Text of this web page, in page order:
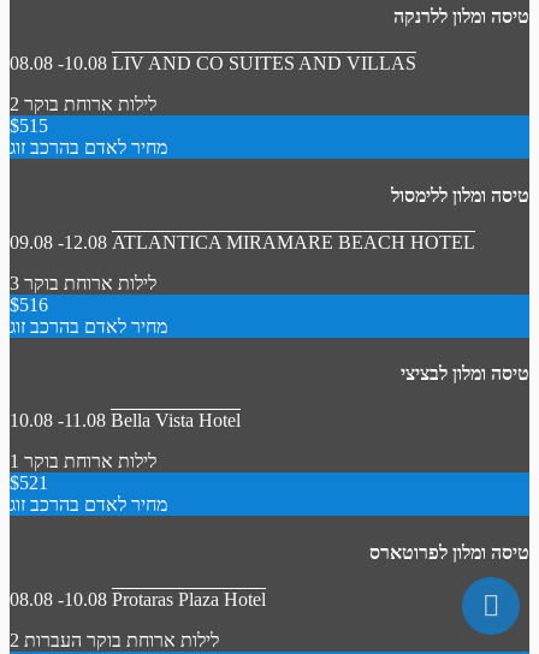
טיסה ומלון ללרנקה
08.08 -10.08 LIV AND CO SUITES AND VILLAS
2 לילות ארוחת בוקר
$515
מחיר לאדם בהרכב זוג
טיסה ומלון ללימסול
09.08 -12.08 ATLANTICA MIRAMARE BEACH HOTEL
3 לילות ארוחת בוקר
$516
מחיר לאדם בהרכב זוג
טיסה ומלון לבציצי
10.08 -11.08 Bella Vista Hotel
1 לילות ארוחת בוקר
$521
מחיר לאדם בהרכב זוג
טיסה ומלון לפרוטארס
08.08 -10.08 Protaras Plaza Hotel
2 לילות ארוחת בוקר העברות